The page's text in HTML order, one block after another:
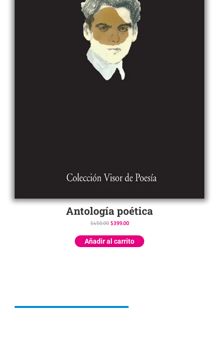
Antología poética
$450.00 $399.00
Añadir al carrito